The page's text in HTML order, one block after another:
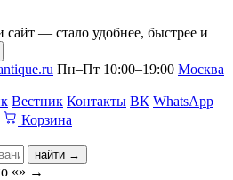
— стало удобнее, быстрее и
Пн–Пт 10:00–19:00 Москва
Вестник Контакты ВК WhatsApp
Корзина
найти →
«» →